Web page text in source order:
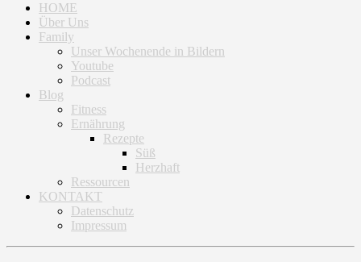
HOME
Über Uns
Family
Unser Wochenende in Bildern
Youtube
Podcast
Blog
Fitness
Ernährung
Rezepte
Süß
Herzhaft
Ressourcen
KONTAKT
Datenschutz
Impressum